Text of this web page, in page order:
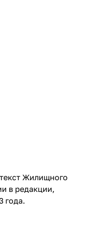
Жилищного
в редакции,
года.